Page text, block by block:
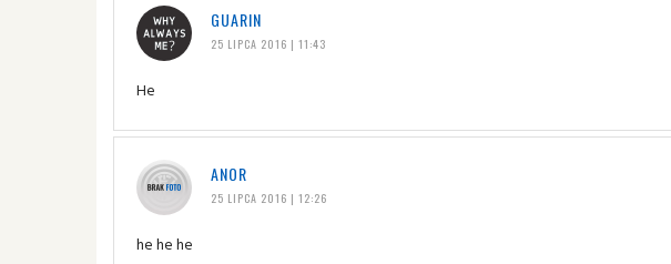
GUARIN
25 LIPCA 2016 | 11:43
He
ANOR
25 LIPCA 2016 | 12:26
he he he